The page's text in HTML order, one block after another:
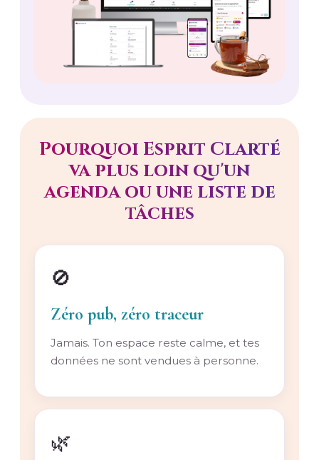
Pourquoi Esprit Clarté
va plus loin qu'un
agenda ou une liste de
tâches
🚫
Zéro pub, zéro traceur
Jamais. Ton espace reste calme, et tes
données ne sont vendues à personne.
🌿